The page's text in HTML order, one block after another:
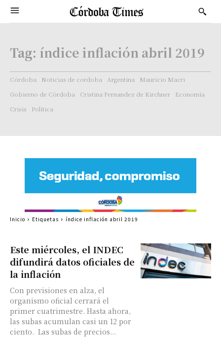
Tag: índice inflación abril 2019
Córdoba Noticias de cordoba Argentina
Mauricio Macri
Gobierno de Córdoba
Cristina Fernandez de Kirchner
Economía
Crisis
Politica
Este miércoles, el INDEC
difundirá datos oficiales de
la inflación
Con previsiones en alza, el
organismo oficial cerrará el
primer cuatrimestre. Hasta ahora,
las subas acumulan casi un 12 por
ciento. Las subas de precios...
Inicio Etiquetas índice inflación abril 2019